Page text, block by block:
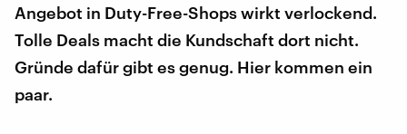
Angebot in Duty-Free-Shops wirkt verlockend.
Tolle Deals macht die Kundschaft dort nicht.
Gründe dafür gibt es genug. Hier kommen ein
paar.